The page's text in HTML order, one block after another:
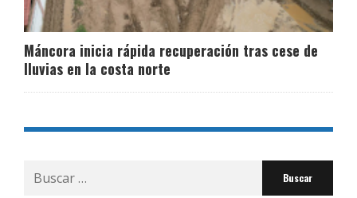
Máncora inicia rápida recuperación tras cese de
lluvias en la costa norte
Buscar
por: